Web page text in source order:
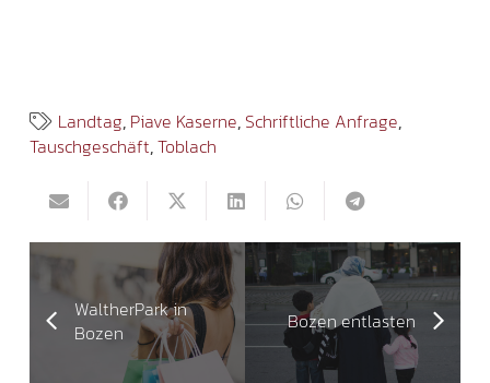
Landtag, Piave Kaserne, Schriftliche Anfrage,
Tauschgeschäft,Toblach
WaltherPark in
Bozen
Bozen entlasten